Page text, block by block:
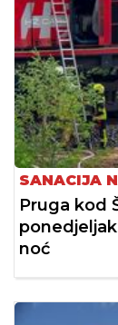
SANACIJA
Pruga kod
noć